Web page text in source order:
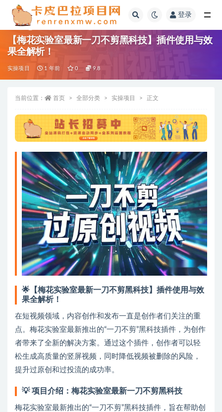
登录
【梅花实验室最新一刀不剪黑科技】插件使用与效
果全解析！
实操项目 1 年前 0 9.8
当前位置： 首页 全部分类 实操项目 正文
🌟【梅花实验室最新一刀不剪黑科技】插件使用与效
果全解析！
在短视频领域，内容创作和发布一直是创作者们关注的重
点。梅花实验室最新推出的“一刀不剪”黑科技插件，为创作
者带来了全新的解决方案。通过这个插件，创作者可以轻
松生成高质量的竖屏视频，同时降低视频被删除的风险，
提升过原创和过投流的成功率。
💡项目介绍：梅花实验室最新一刀不剪黑科技
梅花实验室最新推出的“一刀不剪”黑科技插件，旨在帮助创
全部